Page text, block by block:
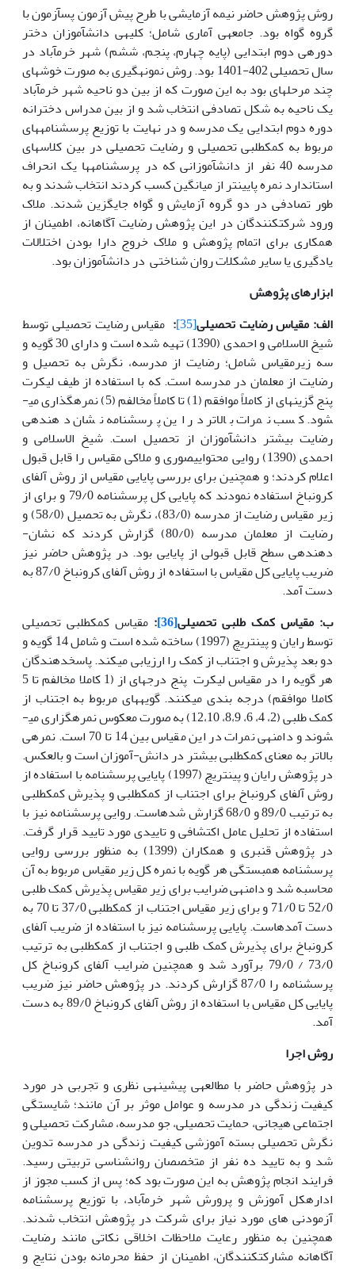
روش پژوهش حاضر نیمه آزمایشی با طرح پیش آزمون پس­آزمون با
گروه گواه بود. جامعه­ی آماری شامل؛ کلیه­ی دانش­آموزان دختر
دوره­ی دوم ابتدایی (پایه چهارم، پنجم، ششم) شهر خرم­آباد در
سال تحصیلی 402-1401 بود. روش نمونه­گیری به صورت خوشه­ای
چند مرحله­ای بود به این صورت که از بین دو ناحیه شهر خرم­آباد
یک ناحیه به شکل تصادفی انتخاب شد و از بین مدراس دخترانه
دوره دوم ابتدایی یک مدرسه و در نهایت با توزیع پرسشنامه­های
مربوط به کمک­طلبی تحصیلی و رضایت تحصیلی در بین کلاس­های
مدرسه 40 نفر از دانش­آموزانی که در پرسشنامه­ها یک انحراف
استاندارد نمره پایین­تر از میانگین کسب کردند انتخاب شدند و به
طور تصادفی در دو گروه آزمایش و گواه جایگزین شدند. ملاک
ورود شرکت­کنندگان در این پژوهش رضایت آگاهانه، اطمینان از
همکاری برای اتمام پژوهش و ملاک خروج دارا بودن اختلالات
یادگیری یا سایر مشکلات روان شناختی در دانش­آموزان بود.
ابزارهای پژوهش
الف: مقیاس رضایت تحصیلی[35]
: مقیاس رضایت تحصیلی توسط
شیخ الاسلامی و احمدی (1390) تهیه شده است و دارای 30 گویه و
سه زیرمقیاس شامل؛ رضایت از مدرسه، نگرش به تحصیل و
رضایت از معلمان در مدرسه است. که با استفاده از طیف لیکرت
پنج­ گزینه­ای از کاملاً موافقم (1) تا کاملاً مخالفم (5) نمره­گذاری می­
شود. کسب نمرات بالاتر در این پرسشنامه نشان دهنده­ی
رضایت بیشتر دانش­آموزان از تحصیل است. شیخ الاسلامی و
احمدی (1390) روایی محتوایی­صوری و ملاکی مقیاس را قابل قبول
اعلام کردند؛ و همچنین برای بررسی پایایی مقیاس از روش آلفای
کرونباخ استفاده نمودند که پایایی کل پرسشنامه 79/0 و برای از
زیر مقیاس رضایت از مدرسه (83/0)، نگرش به تحصیل (58/0) و
رضایت از معلمان مدرسه (80/0) گزارش کردند که نشان­
دهنده­ی سطح قابل قبولی از پایایی بود. در پژوهش حاضر نیز
ضریب پایایی کل مقیاس با استفاده از روش آلفای کرونباخ 87/0 به
دست آمد.
ب: مقیاس کمک طلبی تحصیلی[36]
: مقیاس کمک­طلبی تحصیلی
توسط رایان و پینتریچ (1997) ساخته شده است و شامل 14 گویه و
دو بعد پذیرش و اجتناب از کمک را ارزیابی می­کند. پاسخ­دهندگان
هر گویه را در مقیاس لیکرت پنج درجه­ای از (1 کاملا مخالفم تا 5
کاملا موافقم) درجه بندی می­کنند. گویه­های مربوط به اجتناب از
کمک طلبی (2، 4، 6، 8،9، 12،10) به صورت معکوس نمره­گزاری می­
شوند و دامنه­ی نمرات در این مقیاس بین 14 تا 70 است. نمره­ی
بالاتر به معنای کمک­طلبی بیشتر در دانش-آموزان است و بالعکس.
در پژوهش رایان و پینتریچ (1997) پایایی پرسشنامه با استفاده از
روش آلفای کرونباخ برای اجتناب از کمک­طلبی و پذیرش کمک­طلبی
به ترتیب 89/0 و 68/0 گزارش شده­است. روایی پرسشنامه نیز با
استفاده از تحلیل عامل اکتشافی و تاییدی مورد تایید قرار گرفت.
در پژوهش قنبری و همکاران (1399) به منظور بررسی روایی
پرسشنامه همبستگی هر گویه با نمره کل زیر مقیاس مربوط به آن
محاسبه شد و دامنه­ی ضرایب برای زیر مقیاس پذیرش کمک طلبی
52/0 تا 71/0 و برای زیر مقیاس اجتناب از کمک­طلبی 37/0 تا 70 به
دست آمده­است. پایایی پرسشنامه نیز با استفاده از ضریب آلفای
کرونباخ برای پذیرش کمک طلبی و اجتناب از کمک­طلبی به ترتیب
73/0 / 79/0 برآورد شد و همچنین ضرایب آلفای کرونباخ کل
پرسشنامه را 87/0 گزارش کردند. در پژوهش حاضر نیز ضریب
پایایی کل مقیاس با استفاده از روش آلفای کرونباخ 89/0 به دست
آمد.
روش اجرا
در پژوهش حاضر با مطالعه­ی پیشینه­ی نظری و تجربی در مورد
کیفیت زندگی در مدرسه و عوامل موثر بر آن مانند؛ شایستگی
اجتماعی هیجانی، حمایت تحصیلی، جو مدرسه، مشارکت تحصیلی و
نگرش تحصیلی بسته آموزشی کیفیت زندگی در مدرسه تدوین
شد و به تایید ده نفر از متخصصان روان­شناسی تربیتی رسید.
فرایند انجام پژوهش به این صورت بود که؛پس از کسب مجوز از
اداره­کل آموزش و پرورش شهر خرم­آباد، با توزیع پرسشنامه
آزمودنی های مورد نیاز برای شرکت در پژوهش انتخاب شدند.
همچنین به منظور رعایت ملاحظات اخلاقی نکاتی مانند رضایت
آگاهانه مشارکت­کنندگان، اطمینان از حفظ محرمانه بودن نتایج و